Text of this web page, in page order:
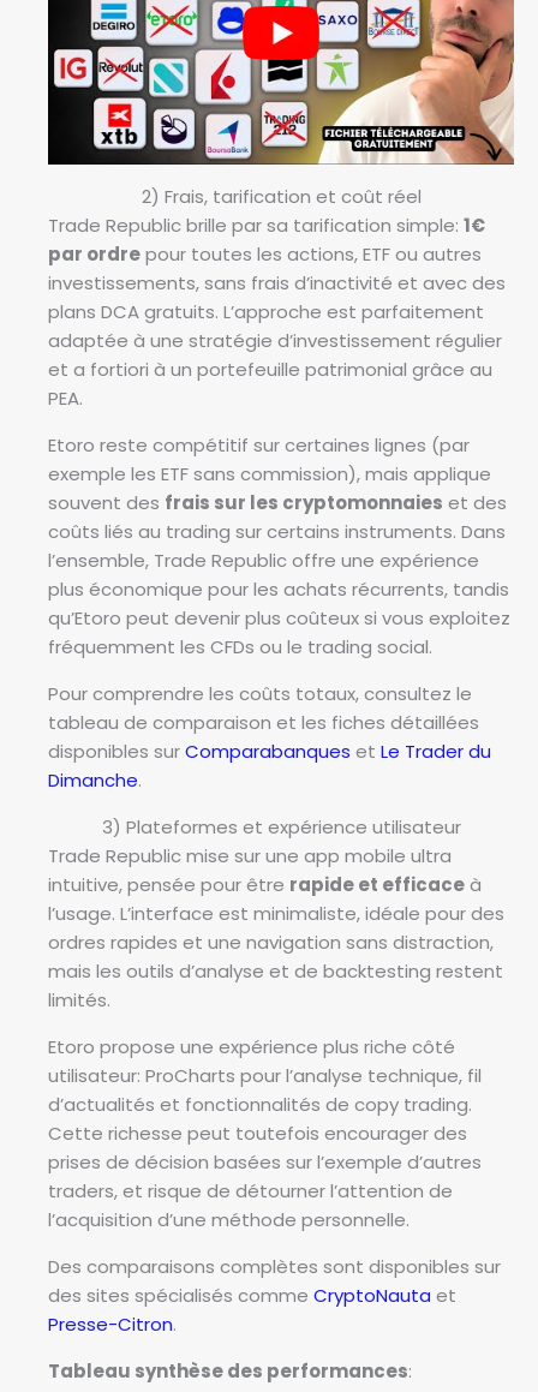
2) Frais, tarification et coût réel
Trade Republic brille par sa tarification simple: 1€
par ordrepour toutes les actions, ETF ou autres
investissements, sans frais d’inactivité et avec des
plans DCA gratuits. L’approche est parfaitement
adaptée à une stratégie d’investissement régulier
et a fortiori à un portefeuille patrimonial grâce au
PEA.
Etoro reste compétitif sur certaines lignes (par
exemple les ETF sans commission), mais applique
souvent des frais sur les cryptomonnaies et des
coûts liés au trading sur certains instruments. Dans
l’ensemble, Trade Republic offre une expérience
plus économique pour les achats récurrents, tandis
qu’Etoro peut devenir plus coûteux si vous exploitez
fréquemment les CFDs ou le trading social.
Pour comprendre les coûts totaux, consultez le
tableau de comparaison et les fiches détaillées
disponibles surComparabanques et Le Trader du
Dimanche.
3) Plateformes et expérience utilisateur
Trade Republic mise sur une app mobile ultra
intuitive, pensée pour être rapide et efficaceà
l’usage. L’interface est minimaliste, idéale pour des
ordres rapides et une navigation sans distraction,
mais les outils d’analyse et de backtesting restent
limités.
Etoro propose une expérience plus riche côté
utilisateur: ProCharts pour l’analyse technique, fil
d’actualités et fonctionnalités de copy trading.
Cette richesse peut toutefois encourager des
prises de décision basées sur l’exemple d’autres
traders, et risque de détourner l’attention de
l’acquisition d’une méthode personnelle.
Des comparaisons complètes sont disponibles sur
des sites spécialisés comme CryptoNauta et
Presse-Citron.
Tableau synthèse des performances: